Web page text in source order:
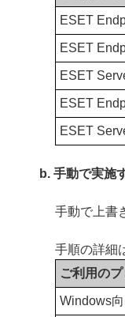
ESET
ESET
ESET
ESET
ESET
b. 手動で実施
手動で上書
手順の詳細
ご利用の
Windows